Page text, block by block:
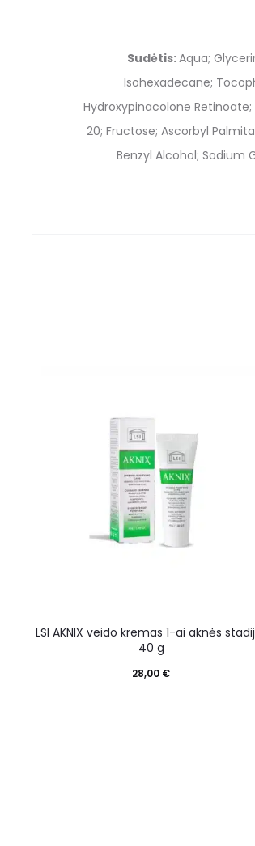
Sudėtis:Aqua;
Isohexadecane;
Hydroxypinacolone Retinoate;
20; Fructose; Ascorbyl
Benzyl Alcohol; Sodium
LSI AKNIX veido kremas 1-ai aknės
40 g
28,00 €